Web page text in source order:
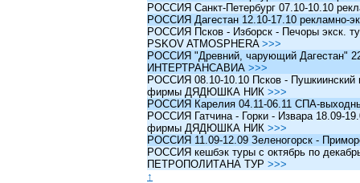
РОССИЯ Санкт-Петербург 07.10-10.10
РОССИЯ Дагестан 12.10-17.10 рекламно-
РОССИЯ Псков - Изборск - Печоры экск.
PSKOV ATMOSPHERA >>>
РОССИЯ "Древний, чарующий Дагестан"
ИНТЕРТРАНСАВИА >>>
РОССИЯ 08.10-10.10 Псков - Пушкиинский
фирмы ДЯДЮШКА НИК >>>
РОССИЯ Карелия 04.11-06.11 СПА-
РОССИЯ Гатчина - Горки - Извара 18.09-
фирмы ДЯДЮШКА НИК >>>
РОССИЯ 11.09-12.09 Зеленогорск -
РОССИЯ кешбэк туры c октябрь по
ПЕТРОПОЛИТАНА ТУР >>>
↑